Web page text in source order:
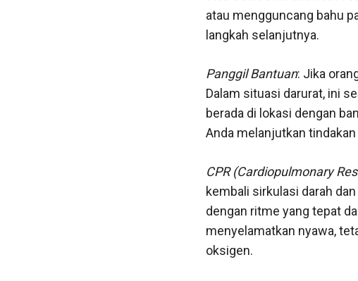
atau mengguncang bahu
langkah selanjutnya.
Panggil Bantuan: Jika
Dalam situasi darurat, ini
berada di lokasi dengan
Anda melanjutkan tindakan
CPR (Cardiopulmonary
kembali sirkulasi darah
dengan ritme yang tepat
menyelamatkan nyawa,
oksigen.